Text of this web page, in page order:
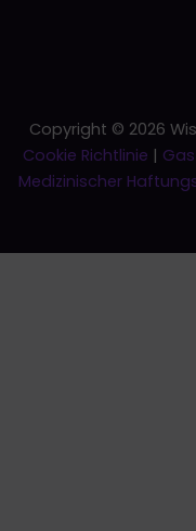
Copyright © 2026
Cookie Richtlinie |
Medizinischer